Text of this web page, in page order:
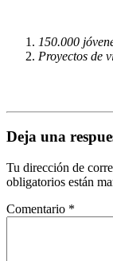
150.000
Proyectos de
Deja una
Tu dirección de
obligatorios están
Comentario *